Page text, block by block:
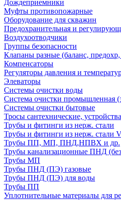
Дождеприемники
Муфты противопожарные
Оборудование для скважин
Предохранительная и
Воздухоотводчики
Группы безопасности
Клапаны разные (баланс,
Компенсаторы
Регуляторы давления и
Элеваторы
Системы очистки воды
Система очистки промышленная
Системы очистки бытовые
Тросы сантехнические,
Трубы и фитинги из нерж. стали
Трубы и фитинги из нерж. стали
Трубы ПП, МП, ПНД,НПВХ и др.
Трубы канализационные ПНД
Трубы МП
Трубы ПНД (ПЭ) газовые
Трубы ПНД (ПЭ) для воды
Трубы ПП
Уплотнительные материалы для